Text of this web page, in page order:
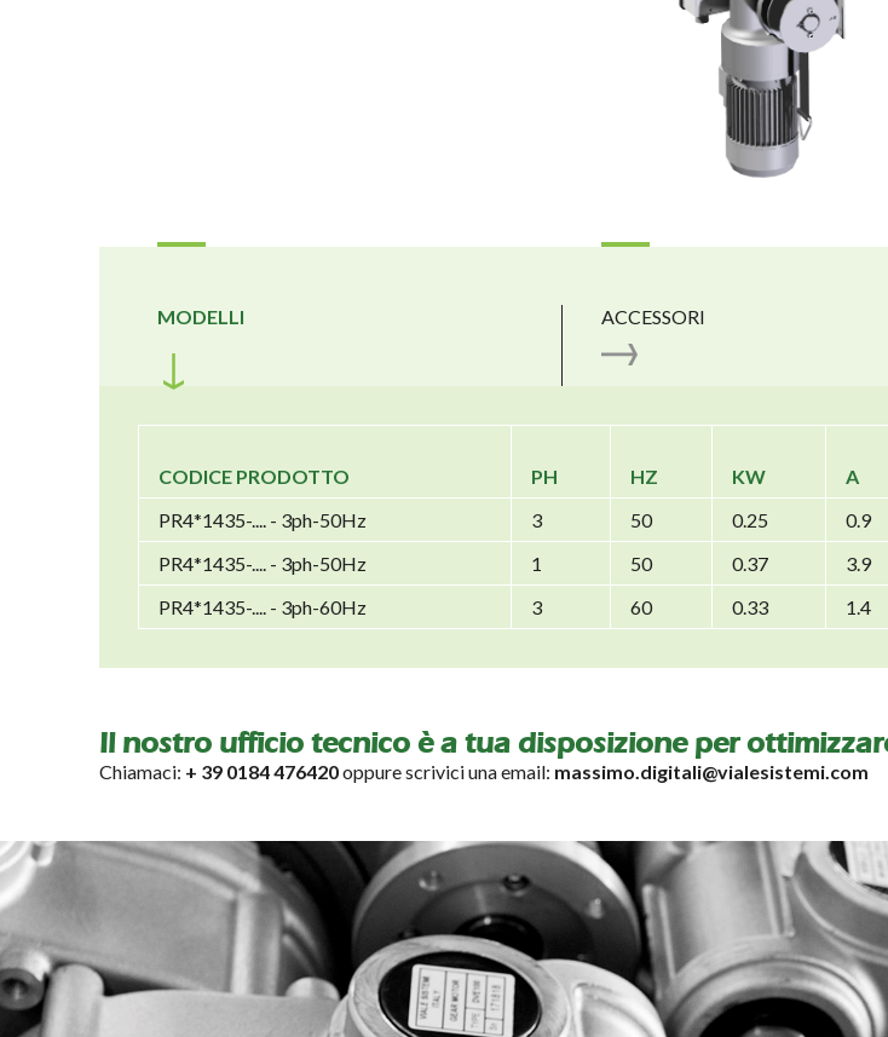
MODELLI ACCESSORI
CODICE PRODOTTO PH HZ KW A
PR4*1435-.... - 3ph-50Hz
3 50 0.25 0.9
PR4*1435-.... - 3ph-50Hz
1 50 0.37 3.9
PR4*1435-.... - 3ph-60Hz
3 60 0.33 1.4
Il nostro ufficio tecnico è a tua disposizione per
Chiamaci: + 39 0184 476420oppure scrivici una email: massimo.digitali@vialesistemi.com